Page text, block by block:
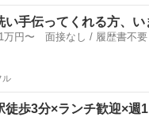
フードサービス』では、 家
タッフが多数活躍中！ ご家庭での調
鴨駅 キッチン
い手伝ってくれる方、い
万円〜 面接なし / 履歴書不要
ル
徒歩3分×ランチ歓迎×週